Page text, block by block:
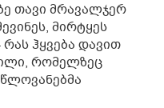
თავი მრავალჯერ
მირტყეს
რას ჰყვება დავით
რომელზეც